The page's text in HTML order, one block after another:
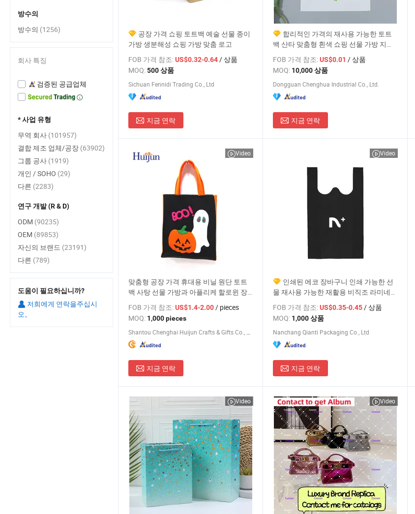
공장 가격 쇼핑 토트백 예술 선물 종이
가방 생분해성 쇼핑 가방 맞춤 로고
FOB 가격 참조:US$0.32-0.64/ 상품
MOQ:500 상품
Sichuan Fennidi Trading Co., Ltd
지금 연락
합리적인 가격의 재사용 가능한 토트
백 산타 맞춤형 흰색 쇼핑 선물 가방 지퍼
FOB 가격 참조:US$0.01 / 상품
MOQ: 10,000 상품
Dongguan Chenghua Industrial Co., Ltd.
지금 연락
Video
맞춤형 공장 가격 휴대용 비닐 원단 토트
백 사탕 선물 가방과 아플리케 할로윈 장
FOB 가격 참조:US$1.4-2.00/ pieces
MOQ: 1,000 pieces
지금 연락
Video
인쇄된 에코 장바구니 인쇄 가능한 선
물 재사용 가능한 재활용 비직조 라미네이
트 홍보 맞춤형 비직조 쇼핑 토트백 고품
질 가격 비율 비직조 가방
FOB 가격 참조:US$0.35-0.45/ 상품
MOQ: 1,000 상품
Nanchang Qianti Packaging Co., Ltd
지금 연락
Video Video
방수의
방수의 (1256)
회사 특징
검증된 공급업체
* 사업 유형
무역 회사 (101957)
결합 제조 업체/공장 (63902)
그룹 공사 (1919)
개인 / SOHO (29)
다른 (2283)
연구 개발 (R & D)
ODM (90235)
OEM (89853)
자신의 브랜드 (23191)
다른 (789)
도움이 필요하십니까?
저희에게 연락을주십시
오。